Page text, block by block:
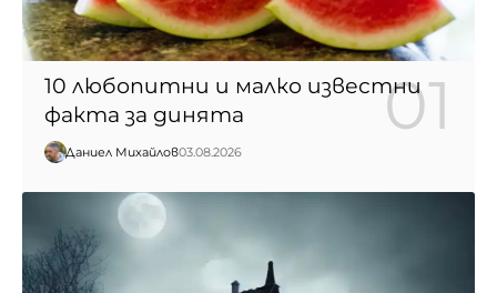
10 любопитни и малко известни
факта за динята
Даниел Михайлов03.08.2026